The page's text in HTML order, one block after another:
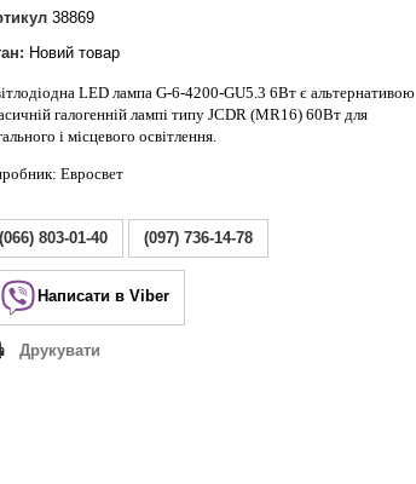
Lezard Deriy
38869
Новий товар
LED лампа G-6-4200-GU5.3 6Вт є альтернативою
галогенній лампі типу JCDR (MR16) 60Вт для
і місцевого освітлення.
Евросвет
(066) 803-01-40 (097) 736-14-78
Написати в Viber
Друкувати